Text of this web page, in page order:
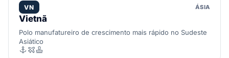
VN ÁSIA
Vietnã
Polo manufatureiro de crescimento mais rápido no Sudeste
Asiático